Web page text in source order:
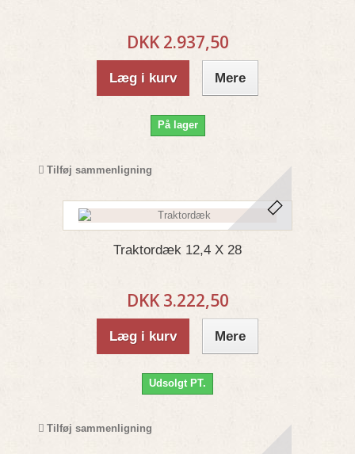
DKK 2.937,50
Læg i kurv Mere
På lager
Tilføj sammenligning
Traktordæk 12,4 X 28
DKK 3.222,50
Læg i kurv Mere
Udsolgt PT.
Tilføj sammenligning